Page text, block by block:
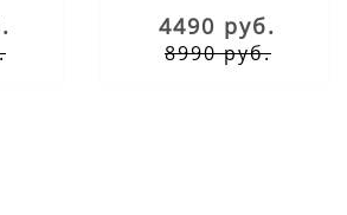
4490 руб.
8990 руб.